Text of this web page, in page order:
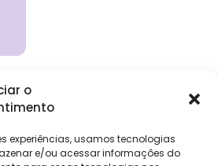
o
experiências, usamos tecnologias
e/ou acessar informações do
Clientes
Login
Eventos
Contábeis
Holos
Soluções
DP e RH
NG Folha